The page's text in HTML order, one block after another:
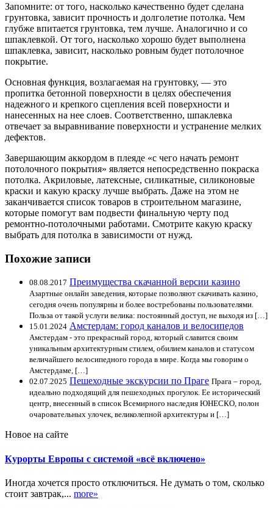
Запомните: от того, насколько качественно будет сделана
грунтовка, зависит прочность и долголетие потолка. Чем
глубже впитается грунтовка, тем лучше. Аналогично и со
шпаклевкой. От того, насколько хорошо будет выполнена
шпаклевка, зависит, насколько ровным будет потолочное
покрытие.
Основная функция, возлагаемая на грунтовку, — это
пропитка бетонной поверхности в целях обеспечения
надежного и крепкого сцепления всей поверхности и
нанесенных на нее слоев. Соответственно, шпаклевка
отвечает за выравнивание поверхности и устранение мелких
дефектов.
Завершающим аккордом в плеяде «с чего начать ремонт
потолочного покрытия» является непосредственно покраска
потолка. Акриловые, латексные, силикатные, силиконовые
краски и какую краску лучше выбрать. Даже на этом не
заканчивается список товаров в строительном магазине,
которые помогут вам подвести финальную черту под
ремонтно-потолочными работами. Смотрите какую краску
выбрать для потолка в зависимости от нужд.
Похожие записи
08.08.2017 Преимущества скачанной версии казино
Азартные онлайн заведения, которые позволяют скачивать казино,
сегодня очень популярны и более востребованы пользователями.
Польза от такой услуги велика: постоянный доступ, не выходя из […]
15.01.2024 Амстердам: город каналов и велосипедов
Амстердам - это прекрасный город, который славится своим
уникальным архитектурным стилем, обилием каналов и статусом
величайшего велосипедного города в мире. Когда мы говорим о
Амстердаме, […]
02.07.2025 Пешеходные экскурсии по Праге Прага – город,
идеально подходящий для пешеходных прогулок. Ее исторический
центр, внесенный в список Всемирного наследия ЮНЕСКО, полон
очаровательных улочек, великолепной архитектуры и […]
Новое на сайте
Курорты Европы с системой «всё включено»
Иногда хочется просто отключиться. Не думать о том, сколько
стоит завтрак,... more»